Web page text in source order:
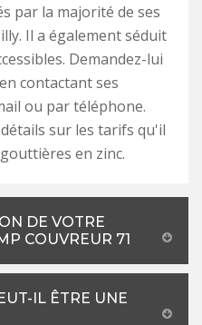
par la majorité de ses
Il a également séduit
Demandez-lui
contactant ses
ou par téléphone.
sur les tarifs qu'il
en zinc.
DE VOTRE
COUVREUR 71
IL ÊTRE UNE